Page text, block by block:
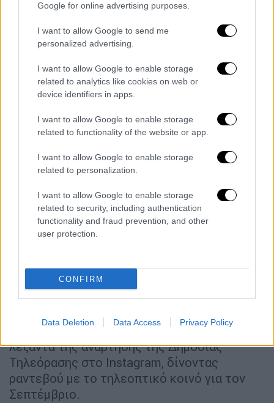
Google for online advertising purposes.
I want to allow Google to send me
personalized advertising.
I want to allow Google to enable storage
related to analytics like cookies on web or
device identifiers in apps.
I want to allow Google to enable storage
related to functionality of the website or app.
I want to allow Google to enable storage
related to personalization.
I want to allow Google to enable storage
related to security, including authentication
functionality and fraud prevention, and other
user protection.
CONFIRM
Data Deletion Data Access Privacy Policy
View this post on Instagram
Η Ζωή Κρονάκη και ο Τάσος Ιορδανίδης
επιστρέφουν για να συνεχίσουν να κάνουν τα
Σαββατοκύριακά μας καλύτερα!», αναφέρει η
λεζάντα της ανάρτησης της Δημόσιας
Τηλεόρασης στο Instagram, δίνοντας
ραντεβού με το τηλεοπτικό κοινό για τον
Σεπτέμβριο.